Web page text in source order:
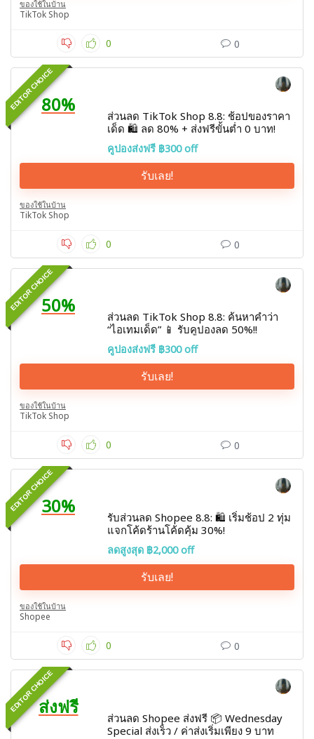
ของใช้ในบ้าน
TikTok Shop
0 0
EDITOR CHOICE80%
ส่วนลด TikTok Shop 8.8: ช้อปของราคา
เด็ด 🛍️ ลด 80% + ส่งฟรีขั้นต่ำ 0 บาท!
คูปองส่งฟรี ฿300 off
รับเลย!
ของใช้ในบ้าน
TikTok Shop
0 0
EDITOR CHOICE50%
ส่วนลด TikTok Shop 8.8: ค้นหาคำว่า
“ไอเทมเด็ด” 📱 รับคูปองลด 50%!!
คูปองส่งฟรี ฿300 off
รับเลย!
ของใช้ในบ้าน
TikTok Shop
0 0
EDITOR CHOICE30%
รับส่วนลด Shopee 8.8: 🛍️ เริ่มช้อป 2 ทุ่ม
แจกโค้ดร้านโค้ดคุ้ม 30%!
ลดสูงสุด ฿2,000 off
รับเลย!
ของใช้ในบ้าน
Shopee
0 0
EDITOR CHOICEส่งฟรี
ส่วนลด Shopee ส่งฟรี 📦 Wednesday
Special ส่งเร็ว / ค่าส่งเริ่มเพียง 9 บาท